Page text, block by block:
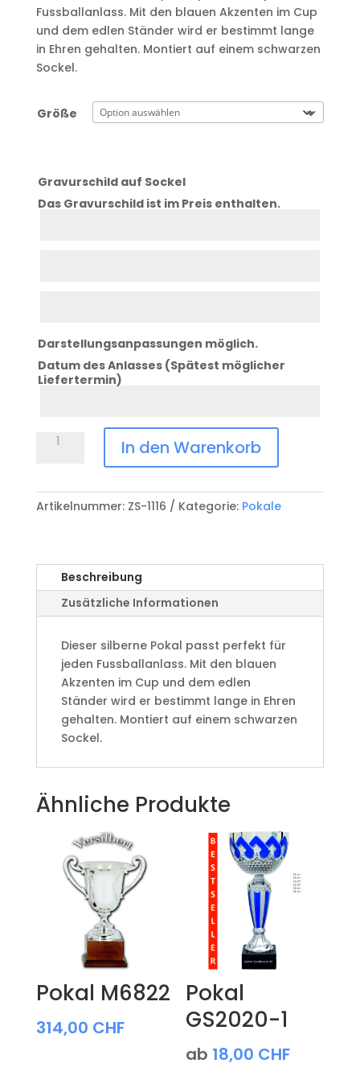
Fussballanlass. Mit den blauen Akzenten im Cup
und dem edlen Ständer wird er bestimmt lange
in Ehren gehalten. Montiert auf einem schwarzen
Sockel.
Größe
Gravurschild auf Sockel
Das Gravurschild ist im Preis enthalten.
Darstellungsanpassungen möglich.
Datum des Anlasses (Spätest möglicher
Liefertermin)
Pokal
Menge
In den Warenkorb
Artikelnummer: ZS-1116 Kategorie: Pokale
Beschreibung
Zusätzliche Informationen
Dieser silberne Pokal passt perfekt für
jeden Fussballanlass. Mit den blauen
Akzenten im Cup und dem edlen
Ständer wird er bestimmt lange in Ehren
gehalten. Montiert auf einem schwarzen
Sockel.
Ähnliche Produkte
Pokal M6822
314,00 CHF
Pokal
GS2020-1
ab 18,00 CHF